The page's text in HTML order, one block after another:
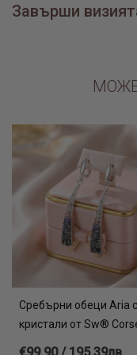
Завърши
Сребърни обеци Aria с
кристали от Sw®